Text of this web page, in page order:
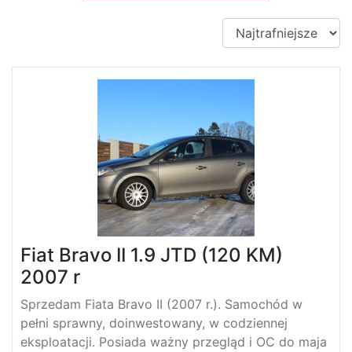
Fiat Bravo II 1.9 JTD (120 KM)
2007 r
Sprzedam Fiata Bravo II (2007 r.). Samochód w
pełni sprawny, doinwestowany, w codziennej
eksploatacji. Posiada ważny przegląd i OC do maja